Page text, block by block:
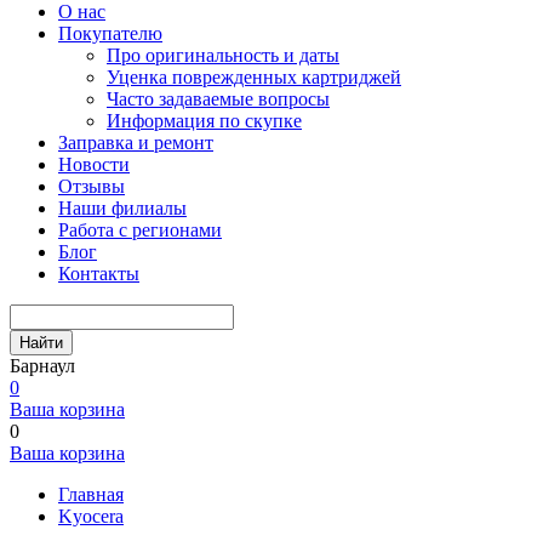
О нас
Покупателю
Про оригинальность и даты
Уценка поврежденных картриджей
Часто задаваемые вопросы
Информация по скупке
Заправка и ремонт
Новости
Отзывы
Наши филиалы
Работа с регионами
Блог
Контакты
Найти
Барнаул
0
Ваша корзина
0
Ваша корзина
Главная
Kyocera